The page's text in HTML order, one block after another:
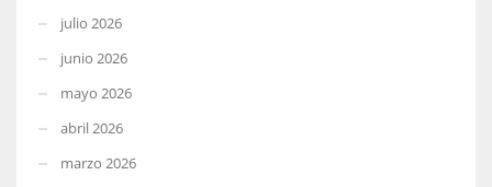
julio 2026
junio 2026
mayo 2026
abril 2026
marzo 2026